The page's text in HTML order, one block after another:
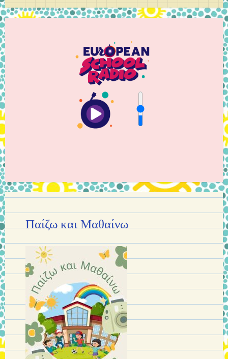
Παίζω και Μαθαίνω